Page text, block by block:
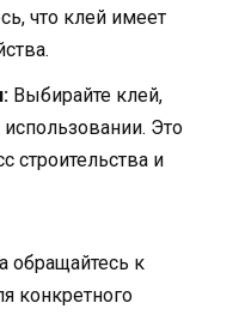
что клей имеет
Выбирайте клей,
Это
строительства и
обращайтесь к
конкретного